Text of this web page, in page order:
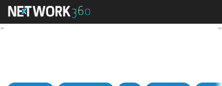
Ericsson-Jabil, i lavoratori ci